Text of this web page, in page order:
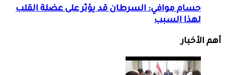
حسام موافي: السرطان قد يؤثر على عضلة القلب
لهذا السبب
أهم الأخبار